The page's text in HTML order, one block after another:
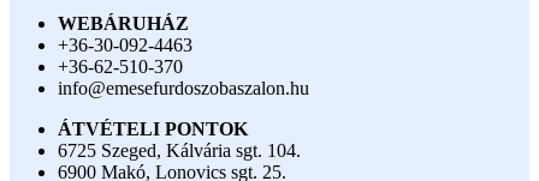
WEBÁRUHÁZ
+36-30-092-4463
+36-62-510-370
info@emesefurdoszobaszalon.hu
ÁTVÉTELI PONTOK
6725 Szeged, Kálvária sgt. 104.​
6900 Makó, Lonovics sgt. 25.